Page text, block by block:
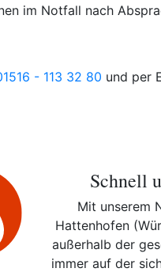
im Notfall nach
- 113 32 80 und per
Schnell
Mit unserem
Hattenhofen
außerhalb der
immer auf der